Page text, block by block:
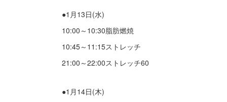
●1月13日(水)
10:00～10:30脂肪燃焼
10:45～11:15ストレッチ
21:00～22:00ストレッチ60
●1月14日(木)